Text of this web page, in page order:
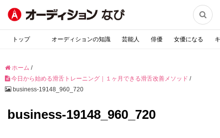

トップ オーディションの知識 芸能人 俳優 女優になる
ホーム /
今日から始める滑舌トレーニング｜１ヶ月できる滑舌改善メソッド /
business-19148_960_720
business-19148_960_720